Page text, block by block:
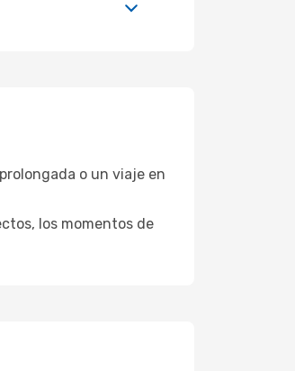
o un viaje en
los momentos de